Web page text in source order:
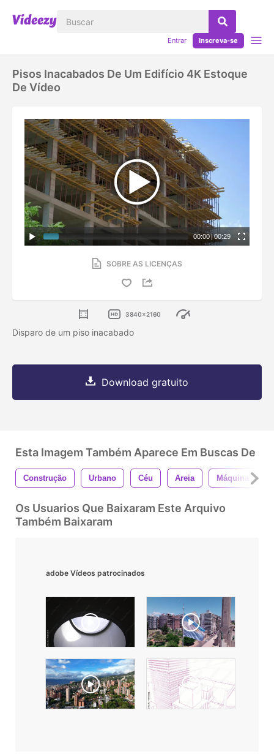
Entrar Inscreva-se
Pisos Inacabados De Um Edifício 4K Estoque
De Vídeo
00:00|00:29
SOBRE AS LICENÇAS
3840x2160
Disparo de um piso inacabado
Download gratuito
Esta Imagem Também Aparece Em Buscas De
Construção Urbano Céu Areia Máquina
Os Usuarios Que Baixaram Este Arquivo
Também Baixaram
adobe Vídeos patrocinados